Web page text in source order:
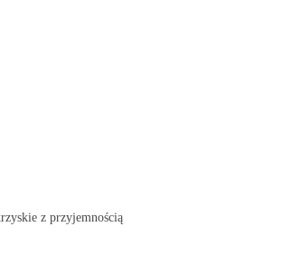
z przyjemnością